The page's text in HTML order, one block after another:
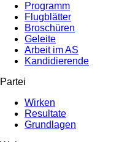
Programm
Flugblätter
Broschüren
Geleite
Arbeit im AS
Kandidierende
Partei
Wirken
Resultate
Grundlagen